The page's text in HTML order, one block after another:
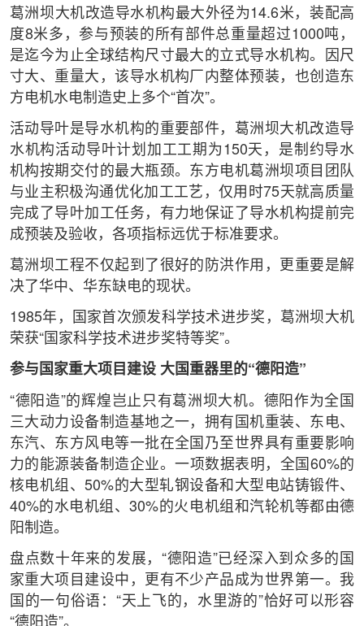
葛洲坝大机改造导水机构最大外径为14.6米，装配高
度8米多，参与预装的所有部件总重量超过1000吨，
是迄今为止全球结构尺寸最大的立式导水机构。因尺
寸大、重量大，该导水机构厂内整体预装，也创造东
方电机水电制造史上多个“首次”。
活动导叶是导水机构的重要部件，葛洲坝大机改造导
水机构活动导叶计划加工工期为150天，是制约导水
机构按期交付的最大瓶颈。东方电机葛洲坝项目团队
与业主积极沟通优化加工工艺，仅用时75天就高质量
完成了导叶加工任务，有力地保证了导水机构提前完
成预装及验收，各项指标远优于标准要求。
葛洲坝工程不仅起到了很好的防洪作用，更重要是解
决了华中、华东缺电的现状。
1985年，国家首次颁发科学技术进步奖，葛洲坝大机
荣获“国家科学技术进步奖特等奖”。
参与国家重大项目建设 大国重器里的“德阳造”
“德阳造”的辉煌岂止只有葛洲坝大机。德阳作为全国
三大动力设备制造基地之一，拥有国机重装、东电、
东汽、东方风电等一批在全国乃至世界具有重要影响
力的能源装备制造企业。一项数据表明，全国60%的
核电机组、50%的大型轧钢设备和大型电站铸锻件、
40%的水电机组、30%的火电机组和汽轮机等都由德
阳制造。
盘点数十年来的发展，“德阳造”已经深入到众多的国
家重大项目建设中，更有不少产品成为世界第一。我
国的一句俗语：“天上飞的，水里游的”恰好可以形容
“德阳造”。